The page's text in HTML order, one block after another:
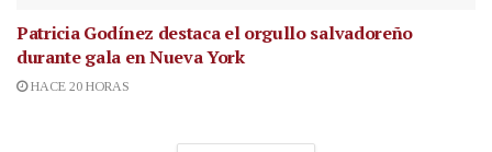
Patricia Godínez destaca el orgullo salvadoreño
durante gala en Nueva York
HACE 20 HORAS